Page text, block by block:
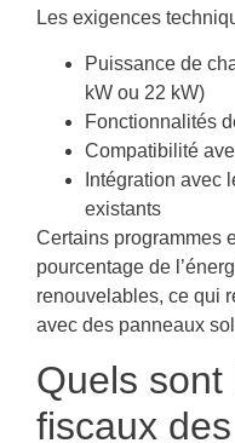
Les exigences
Puissance de
kW ou 22 kW)
Fonctionnalités
Compatibilité
Intégration avec
existants
Certains programmes
pourcentage de
renouvelables, ce qui
avec des panneaux
Quels
fiscaux